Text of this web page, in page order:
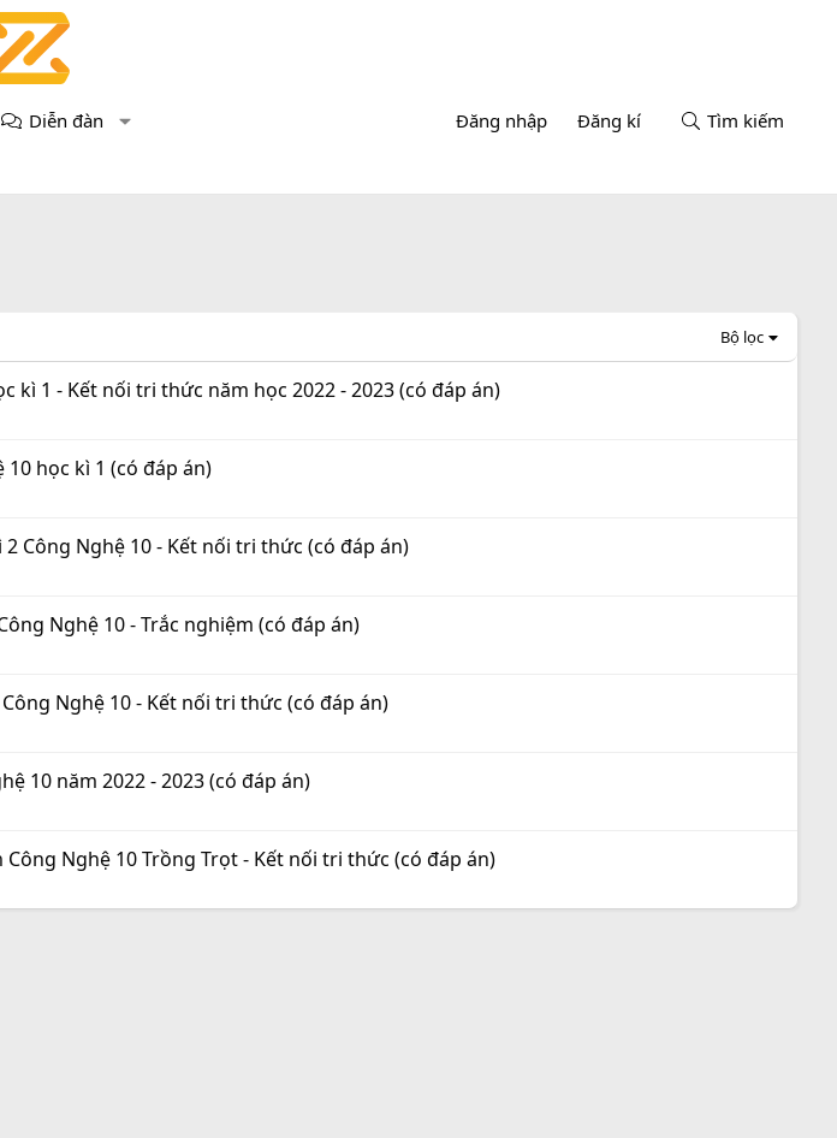
Diễn đàn Đăng nhập Đăng kí Tìm kiếm
Bộ lọc
kì 1 - Kết nối tri thức năm học 2022 - 2023 (có đáp án)
học kì 1 (có đáp án)
Công Nghệ 10 - Kết nối tri thức (có đáp án)
Nghệ 10 - Trắc nghiệm (có đáp án)
Nghệ 10 - Kết nối tri thức (có đáp án)
10 năm 2022 - 2023 (có đáp án)
Nghệ 10 Trồng Trọt - Kết nối tri thức (có đáp án)